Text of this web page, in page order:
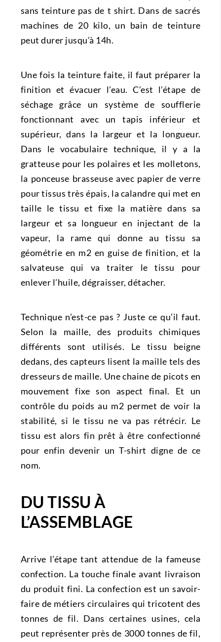
sans teinture pas de t shirt. Dans de sacrés
machines de 20 kilo, un bain de teinture
peut durer jusqu’à 14h.
Une fois la teinture faite, il faut préparer la
finition et évacuer l’eau. C’est l’étape de
séchage grâce un système de soufflerie
fonctionnant avec un tapis inférieur et
supérieur, dans la largeur et la longueur.
Dans le vocabulaire technique, il y a la
gratteuse pour les polaires et les molletons,
la ponceuse brasseuse avec papier de verre
pour tissus très épais, la calandre qui met en
taille le tissu et fixe la matière dans sa
largeur et sa longueur en injectant de la
vapeur, la rame qui donne au tissu sa
géométrie en m2 en guise de finition, et la
salvateuse qui va traiter le tissu pour
enlever l’huile, dégraisser, détacher.
Technique n’est-ce pas ? Juste ce qu’il faut.
Selon la maille, des produits chimiques
différents sont utilisés. Le tissu beigne
dedans, des capteurs lisent la maille tels des
dresseurs de maille. Une chaine de picots en
mouvement fixe son aspect final. Et un
contrôle du poids au m2 permet de voir la
stabilité, si le tissu ne va pas rétrécir. Le
tissu est alors fin prêt à être confectionné
pour enfin devenir un T-shirt digne de ce
nom.
DU TISSU À
L’ASSEMBLAGE
Arrive l’étape tant attendue de la fameuse
confection. La touche finale avant livraison
du produit fini. La confection est un savoir-
faire de métiers circulaires qui tricotent des
tonnes de fil. Dans certaines usines, cela
peut représenter près de 3000 tonnes de fil,